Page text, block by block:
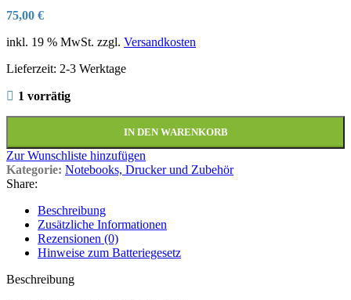
75,00 €
inkl. 19 % MwSt. zzgl. Versandkosten
Lieferzeit: 2-3 Werktage
1 vorrätig
IN DEN WARENKORB
Zur Wunschliste hinzufügen
Kategorie: Notebooks, Drucker und Zubehör
Share:
Beschreibung
Zusätzliche Informationen
Rezensionen (0)
Hinweise zum Batteriegesetz
Beschreibung